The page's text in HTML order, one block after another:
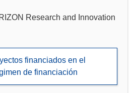
Research and Innovation
financiados en el
de financiación